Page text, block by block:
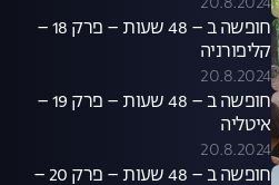
חופשה ב – 48 שעות – פרק 18 –
קליפורניה
20.8.2024
חופשה ב – 48 שעות – פרק 19 –
איטליה
20.8.2024
חופשה ב – 48 שעות – פרק 20 –